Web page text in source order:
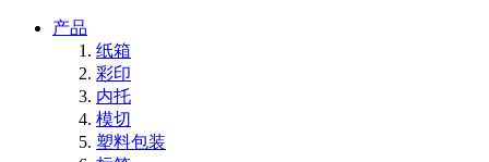
产品
纸箱
彩印
内托
模切
塑料包装